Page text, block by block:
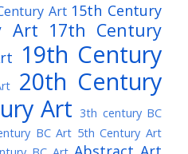
Art 15th Century
Art 17th Century
19th Century
20th Century
Art 3th century BC
BC Art 5th Century Art